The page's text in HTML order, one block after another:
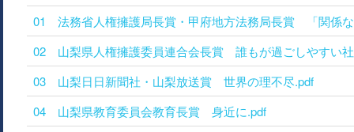
01 法務省人権擁護局長賞・甲府地方法務局長賞 「関係
02 山梨県人権擁護委員連合会長賞 誰もが過ごしやすい
03 山梨日日新聞社・山梨放送賞 世界の理不尽.pdf
04 山梨県教育委員会教育長賞 身近に.pdf